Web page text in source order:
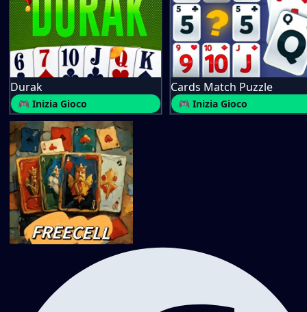
Durak
🎮 Inizia Gioco
Cards Match Puzzle
🎮 Inizia Gioco